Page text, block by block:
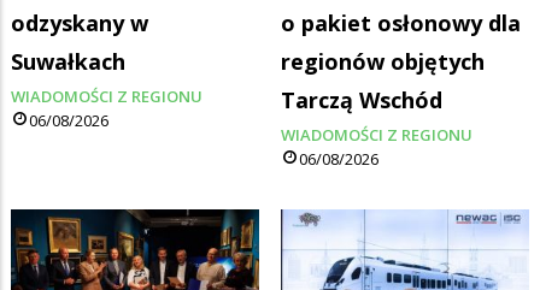
odzyskany w
Suwałkach
WIADOMOŚCI Z REGIONU
06/08/2026
o pakiet osłonowy dla
regionów objętych
Tarczą Wschód
WIADOMOŚCI Z REGIONU
06/08/2026